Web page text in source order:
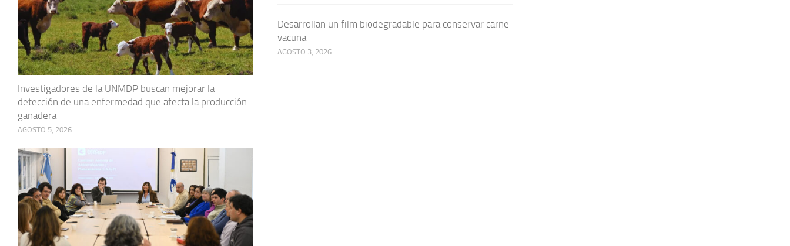
Investigadores de la UNMDP buscan mejorar la
detección de una enfermedad que afecta la producción
ganadera
AGOSTO 5, 2026
Desarrollan un film biodegradable para conservar carne
vacuna
AGOSTO 3, 2026